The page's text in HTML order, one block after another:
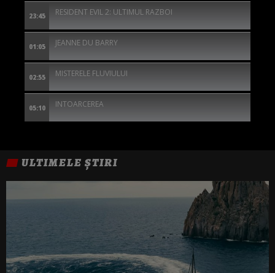
23:45 RESIDENT EVIL 2: ULTIMUL RAZBOI
01:05 JEANNE DU BARRY
02:55 MISTERELE FLUVIULUI
05:10 INTOARCEREA
ULTIMELE ȘTIRI